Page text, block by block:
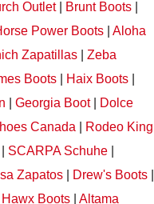
Outlet Brunt Boots
Power Boots
Aloha
Zapatillas
Zeba
Boots Haix Boots
Georgia Boot|
Dolce
Canada
Rodeo King
SCARPA Schuhe
Zapatos Drew's Boots
Hawx Boots Altama